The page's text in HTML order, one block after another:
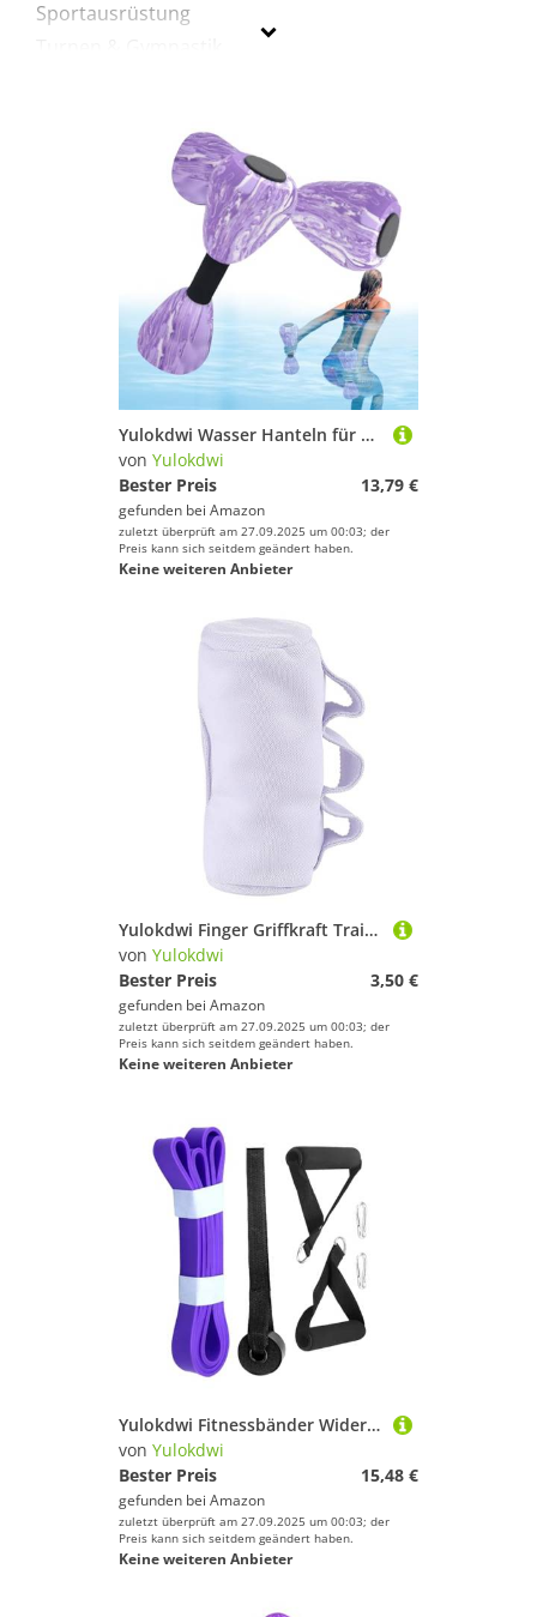
Sportausrüstung
Yulokdwi Wasser Hanteln für Aqua Fitness im Schwimmbad - Schwimmbad Hanteln Für Wassergymnastik Und Training - Fitnessgeräte Für Muskelformung Indoor Und Outdoor
von Yulokdwi
Bester Preis
13,79 €
gefunden bei Amazon
zuletzt überprüft am 27.09.2025 um 00:03; der
Preis kann sich seitdem geändert haben.
Keine weiteren Anbieter
Yulokdwi Finger Griffkraft Trainer - Angenehmes Handtrainingsgerät - Trainingsgerät Für Kletterer Sportler Musikinstrumentenspieler Und Senioren
von Yulokdwi
Bester Preis
3,50 €
gefunden bei Amazon
zuletzt überprüft am 27.09.2025 um 00:03; der
Preis kann sich seitdem geändert haben.
Keine weiteren Anbieter
Yulokdwi Fitnessbänder Widerstandsset | Latex Unterstützungsbänder Für Klimmzüge - Elastisches Krafttraining Für Muskelaufbau Zu Hause Fitness Und Körperdehnung Für Männer Frauen Jugendliche Und
von Yulokdwi
Bester Preis
15,48 €
gefunden bei Amazon
zuletzt überprüft am 27.09.2025 um 00:03; der
Preis kann sich seitdem geändert haben.
Keine weiteren Anbieter